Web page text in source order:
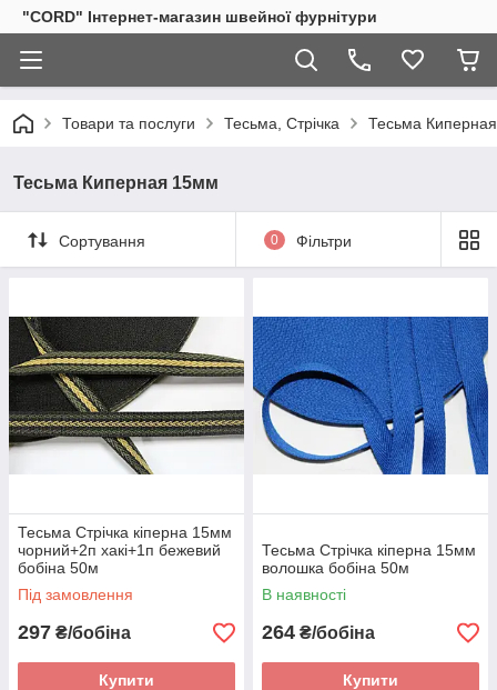
"CORD" Інтернет-магазин швейної фурнітури
Товари та послуги Тесьма, Стрічка Тесьма Киперная
Тесьма Киперная 15мм
Сортування 0 Фільтри
Тесьма Стрічка кіперна 15мм
чорний+2п хакі+1п бежевий
бобіна 50м
Під замовлення
297 ₴/бобіна
Купити
Тесьма Стрічка кіперна 15мм
волошка бобіна 50м
В наявності
264 ₴/бобіна
Купити